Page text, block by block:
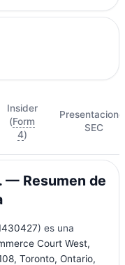
Insider
(Form
4)
SEC
— Resumen de
) es una
Court West,
Toronto, Ontario,